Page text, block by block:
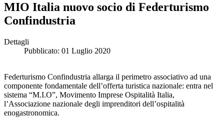
MIO Italia nuovo socio di Federturismo
Confindustria
Dettagli
Pubblicato: 01 Luglio 2020
Federturismo Confindustria allarga il perimetro associativo ad una
componente fondamentale dell’offerta turistica nazionale: entra nel
sistema “M.I.O”, Movimento Imprese Ospitalità Italia,
l’Associazione nazionale degli imprenditori dell’ospitalità
enogastronomica.